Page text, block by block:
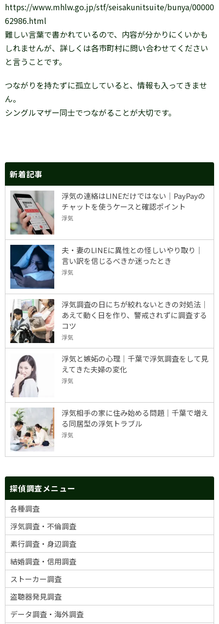
https://www.mhlw.go.jp/stf/seisakunitsuite/bunya/00000
62986.html
難しい言葉で書かれているので、内容が分かりにくいかも
しれませんが、詳しくは各市町村に問い合わせてください
と言うことです。
つながりを持たずに孤立していると、情報も入ってきませ
ん。
シングルマザー同士でつながることが大切です。
新着記事
浮気の連絡はLINEだけではない｜PayPayの
チャットを使うケースと確認ポイント
浮気
夫・妻のLINEに異性との怪しいやり取り｜
言い訳を信じるべきか迷ったとき
浮気
浮気調査の日にちが絞れないときの対処法｜
あえて動く日を作り、警戒されずに調査する
コツ
浮気
浮気と嫉妬の心理｜千葉で浮気調査をして見
えてきた夫婦の変化
浮気
浮気相手の家に住み始める問題｜千葉で増え
る同居型の浮気トラブル
浮気
探偵調査メニュー
各種調査
浮気調査・不倫調査
素行調査・身辺調査
結婚調査・信用調査
ストーカー調査
盗聴器発見調査
データ調査・海外調査